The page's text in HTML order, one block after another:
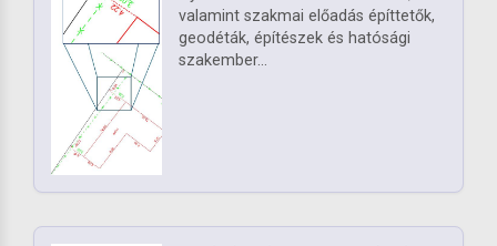
valamint szakmai előadás építtetők,
geodéták, építészek és hatósági
szakember...